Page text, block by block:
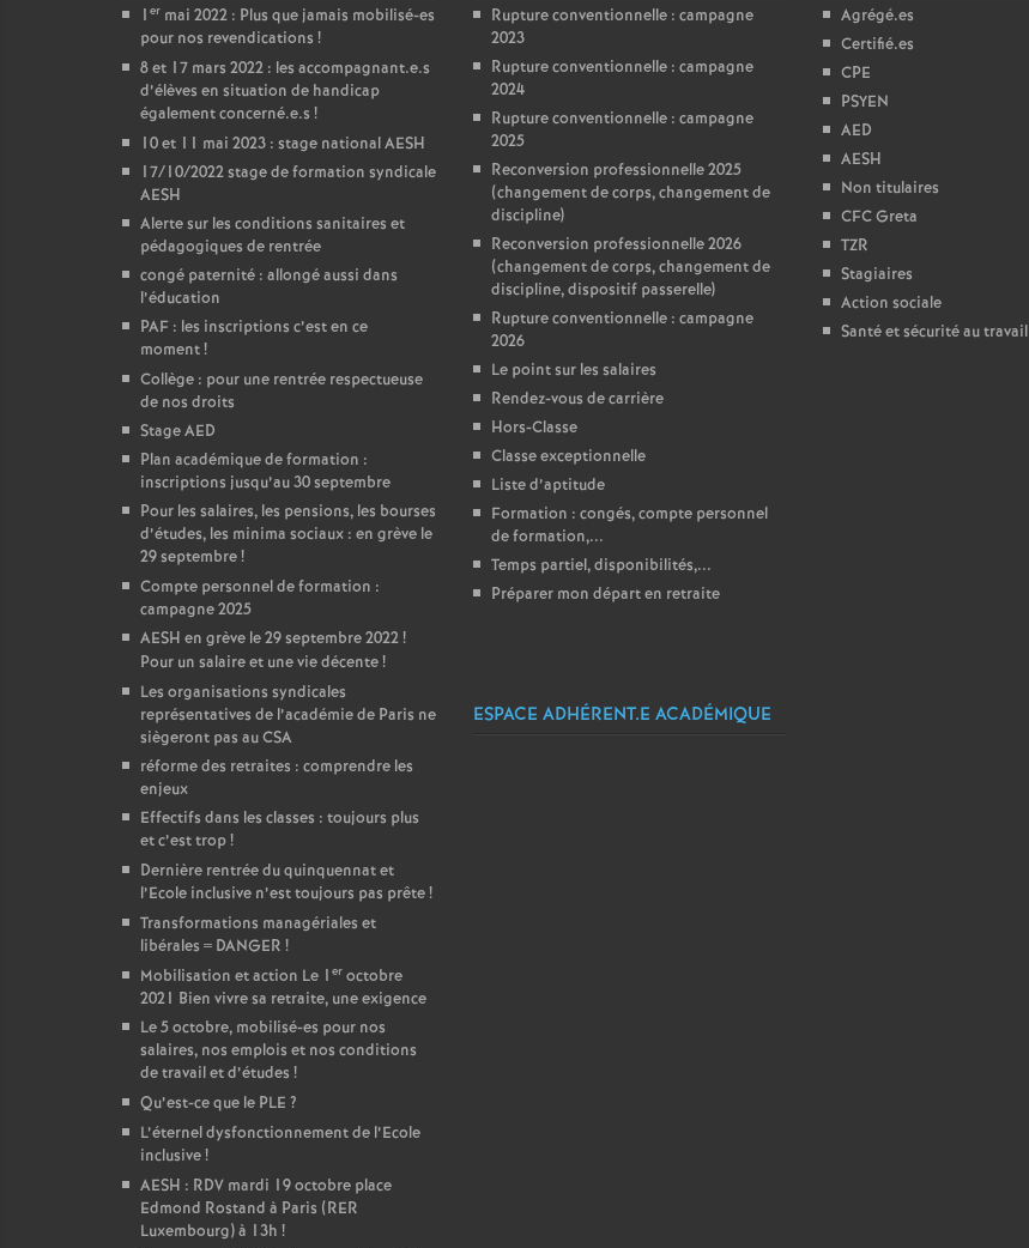
1 er mai 2022 : Plus que jamais mobilisé-es
pour nos revendications !
8 et 17 mars 2022 : les accompagnant.e.s
d’élèves en situation de handicap
également concerné.e.s !
10 et 11 mai 2023 : stage national AESH
17/10/2022 stage de formation syndicale
AESH
Alerte sur les conditions sanitaires et
pédagogiques de rentrée
congé paternité : allongé aussi dans
l’éducation
PAF : les inscriptions c’est en ce
moment!
Collège : pour une rentrée respectueuse
de nos droits
Stage AED
Plan académique de formation :
inscriptions jusqu’au 30 septembre
Pour les salaires, les pensions, les bourses
d’études, les minima sociaux : en grève le
29 septembre!
Compte personnel de formation :
campagne 2025
AESH en grève le 29 septembre 2022!
Pour un salaire et une vie décente!
Les organisations syndicales
représentatives de l’académie de Paris ne
siègeront pas au CSA
réforme des retraites : comprendre les
enjeux
Effectifs dans les classes : toujours plus
et c’est trop!
Dernière rentrée du quinquennat et
l’Ecole inclusive n’est toujours pas prête!
Transformations managériales et
libérales = DANGER !
Mobilisation et action Le 1 er octobre
2021 Bien vivre sa retraite, une exigence
Le 5 octobre, mobilisé-es pour nos
salaires, nos emplois et nos conditions
de travail et d’études !
Qu’est-ce que le PLE ?
L’éternel dysfonctionnement de l’Ecole
inclusive!
AESH : RDV mardi 19 octobre place
Edmond Rostand à Paris (RER
Luxembourg) à 13h !
Rupture conventionnelle : campagne
2023
Rupture conventionnelle : campagne
2024
Rupture conventionnelle : campagne
2025
Reconversion professionnelle 2025
(changement de corps, changement de
discipline)
Reconversion professionnelle 2026
(changement de corps, changement de
discipline, dispositif passerelle)
Rupture conventionnelle : campagne
2026
Le point sur les salaires
Rendez-vous de carrière
Hors-Classe
Classe exceptionnelle
Liste d’aptitude
Formation : congés, compte personnel
de formation,...
Temps partiel, disponibilités,...
Préparer mon départ en retraite
Agrégé.es
Certifié.es
CPE
PSYEN
AED
AESH
Non titulaires
CFC Greta
TZR
Stagiaires
Action sociale
Santé et sécurité au travail
ESPACE ADHÉRENT.E ACADÉMIQUE